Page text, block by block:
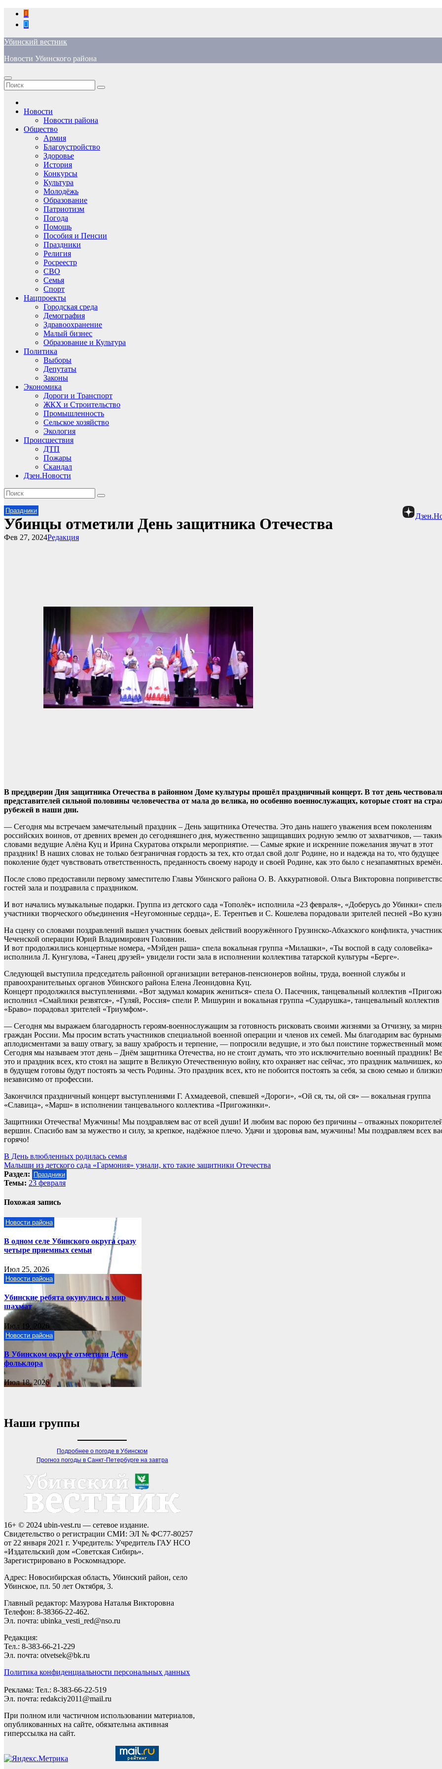
Перейти
содержимому
Убинский вестник
Новости Убинского района
Новости
Новости района
Общество
Армия
Благоустройство
Здоровье
История
Конкурсы
Культура
Молодёжь
Образование
Патриотизм
Погода
Помощь
Пособия и Пенсии
Праздники
Религия
Росреестр
СВО
Семья
Спорт
Нацпроекты
Городская среда
Демография
Здравоохранение
Малый бизнес
Образование и Культура
Политика
Выборы
Депутаты
Законы
Экономика
Дороги и Транспорт
ЖКХ и Строительство
Промышленность
Сельское хозяйство
Экология
Происшествия
ДТП
Пожары
Скандал
Дзен.Новости
Праздники
Убинцы отметили День защитника Отечества
Редакция
Фев 27, 2024
В преддверии Дня защитника Отечества в районном Доме культуры прошёл праздничный концерт. В тот день
представителей сильной половины человечества от мала до велика, но особенно военнослужащих, которые стоят на
рубежей в наши дни.
— Сегодня мы встречаем замечательный праздник – День защитника Отечества. Это дань нашего уважения всем поколениям
российских воинов, от древних времен до сегодняшнего дня, мужественно защищавших родную землю от захватчиков, —
словами ведущие Алёна Куц и Ирина Скуратова открыли мероприятие. — Самые яркие и искренние пожелания звучат в этот
праздник! В наших словах не только безграничная гордость за тех, кто отдал свой долг Родине, но и надежда на то, что будущее
поколение будет чувствовать ответственность, преданность своему народу и своей Родине, как это было с незапамятных времён.
После слово предоставили первому заместителю Главы Убинского района О. В. Аккуратновой. Ольга Викторовна
гостей зала и поздравила с праздником.
И вот начались музыкальные подарки. Группа из детского сада «Тополёк» исполнила «23 февраля», «Доберусь до Убинки»
участники творческого объединения «Неугомонные сердца», Е. Терентьев и С. Кошелева порадовали зрителей песней «Во
На сцену со словами поздравлений вышел участник боевых действий вооружённого Грузинско-Абхазского конфликта, участник
Чеченской операции Юрий Владимирович Головнин.
И вот продолжились концертные номера, «Мэйден раша» спела вокальная группа «Милашки», «Ты воспой в саду соловейка»
исполнила Л. Кунгулова, «Танец друзей» увидели гости зала в исполнении коллектива татарской культуры «Берге».
Следующей выступила председатель районной организации ветеранов-пенсионеров войны, труда, военной службы и
правоохранительных органов Убинского района Елена Леонидовна Куц.
Концерт продолжился выступлениями. «Вот задумал комарик жениться» спела О. Пасечник, танцевальный коллектив
исполнил «Смайлики резвятся», «Гуляй, Россия» спели Р. Мишурин и вокальная группа «Сударушка», танцевальный коллектив
«Браво» порадовал зрителей «Триумфом».
— Сегодня мы выражаем благодарность героям-военнослужащим за готовность рисковать своими жизнями за Отчизну, за
граждан России. Мы просим встать участников специальной военной операции и членов их семей. Мы благодарим вас
аплодисментами за вашу отвагу, за вашу храбрость и терпение, — попросили ведущие, и это был поистине торжественный
Сегодня мы называем этот день – Днём защитника Отечества, но не стоит думать, что это исключительно военный праздник!
это и праздник всех, кто стоял на защите в Великую Отечественную войну, кто охраняет нас сейчас, это праздник мальчишек,
в будущем готовы будут постоять за честь Родины. Это праздник всех, кто не побоится постоять за себя, за свою семью и
независимо от профессии.
Закончился праздничный концерт выступлениями Г. Ахмадеевой, спевшей «Дороги», «Ой ся, ты, ой ся» — вокальная группа
«Славица», «Марш» в исполнении танцевального коллектива «Пригожинки».
Защитники Отечества! Мужчины! Мы поздравляем вас от всей души! И любим вас порою без причины – отважных
вершин. Спасибо вам за мужество и силу, за крепкое, надёжное плечо. Удачи и здоровья вам, мужчины! Мы поздравляем всех
горячо!
Навигация
по
записям
В День влюбленных родилась семья
Малыши из детского сада «Гармония» узнали, кто такие защитники Отечества
Раздел:
Праздники
Темы: 23 февраля
Похожая запись
Новости района
В одном селе Убинского округа сразу
четыре приемных семьи
Июл 25, 2026
Новости района
Убинские ребята окунулись в мир
шахмат
Июл 19, 2026
Новости района
В Убинском округе отметили День
фольклора
Июл 18, 2026
Наши группы
Подробнее о погоде в Убинском
Прогноз погоды в Санкт-Петербурге на завтра
16+ © 2024 ubin-vest.ru — сетевое издание.
Свидетельство о регистрации СМИ: ЭЛ № ФС77-80257
от 22 января 2021 г. Учредитель: Учредитель ГАУ НСО
«Издательский дом «Советская Сибирь».
Зарегистрировано в Роскомнадзоре.
Адрес: Новосибирская область, Убинский район, село
Убинское, пл. 50 лет Октября, 3.
Главный редактор: Мазурова Наталья Викторовна
Телефон: 8-38366-22-462.
Эл. почта: ubinka_vesti_red@nso.ru
Редакция:
Тел.: 8-383-66-21-229
Эл. почта: otvetsek@bk.ru
Политика конфиденциальности персональных данных
Реклама: Тел.: 8-383-66-22-519
Эл. почта: redakciy2011@mail.ru
При полном или частичном использовании материалов,
опубликованных на сайте, обязательна активная
гиперссылка на сайт.